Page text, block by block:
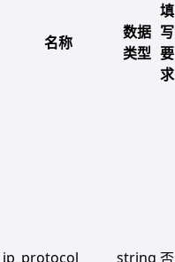
名称
数据
类型
填
写
要
求
ip_protocol string